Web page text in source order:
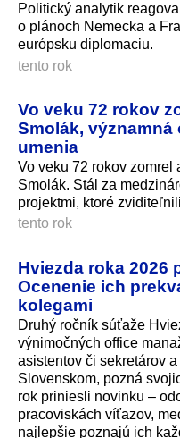
Politický analytik
o plánoch Nemecka a
európsku diplomaciu.
tento rok
Vo veku 72 rokov
Smolák,
umenia
Vo veku 72 rokov zomrel
Smolák. Stál za
projektmi, ktoré
tento rok
Hviezda roka 2026
Ocenenie ich
kolegami
Druhý ročník súťaže
výnimočných office
asistentov či sekretárov
Slovenskom, pozná
rok priniesli novinku –
pracoviskách víťazov,
najlepšie poznajú ich